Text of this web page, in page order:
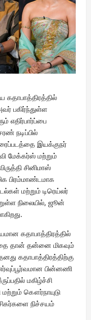
கதாபாத்திரத்தில்
பகிர்ந்துள்ள
எதிர்பார்ப்பை
நடிப்பில்
இயக்குநர்
மேக்கர்ஸ் மற்றும்
சினிமாஸ்
பிரம்மாண்டமாக
மற்றும் டிரெய்லர்
நிலையில், ஜூன்
கதாபாத்திரத்தில்
தான் தன்னை மிகவும்
கதாபாத்திரத்திற்கு
பின்னணி
மகிழ்ச்சி
கௌர்நாயுடு
நிச்சயம்